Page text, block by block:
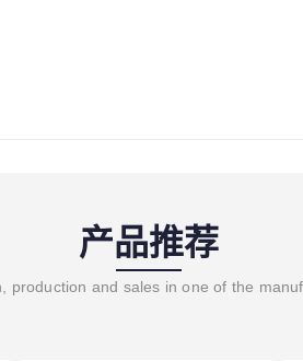
产品推荐
production and sales in one of the